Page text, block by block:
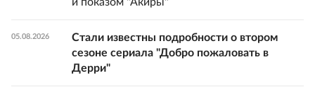
05.08.2026
Стали известны подробности о втором
сезоне сериала "Добро пожаловать в
Дерри"